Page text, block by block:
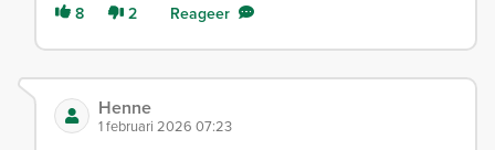
8 2 Reageer
Henne
1 februari 2026 07:23